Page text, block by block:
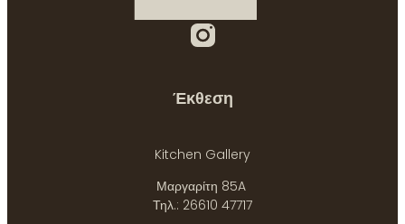
Έκθεση
Kitchen Gallery
Μαργαρίτη 85A
Τηλ.: 26610 47717